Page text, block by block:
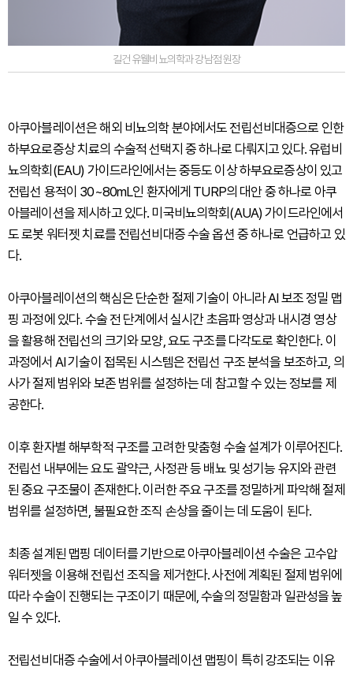
길건 유웰비뇨의학과 강남점 원장
아쿠아블레이션은 해외 비뇨의학 분야에서도 전립선비대증으로 인한
하부요로증상 치료의 수술적 선택지 중 하나로 다뤄지고 있다. 유럽비
뇨의학회(EAU) 가이드라인에서는 중등도 이상 하부요로증상이 있고
전립선 용적이 30~80mL인 환자에게 TURP의 대안 중 하나로 아쿠
아블레이션을 제시하고 있다. 미국비뇨의학회(AUA) 가이드라인에서
도 로봇 워터젯 치료를 전립선비대증 수술 옵션 중 하나로 언급하고 있
다.
아쿠아블레이션의 핵심은 단순한 절제 기술이 아니라 AI 보조 정밀 맵
핑 과정에 있다. 수술 전 단계에서 실시간 초음파 영상과 내시경 영상
을 활용해 전립선의 크기와 모양, 요도 구조를 다각도로 확인한다. 이
과정에서 AI 기술이 접목된 시스템은 전립선 구조 분석을 보조하고, 의
사가 절제 범위와 보존 범위를 설정하는 데 참고할 수 있는 정보를 제
공한다.
이후 환자별 해부학적 구조를 고려한 맞춤형 수술 설계가 이루어진다.
전립선 내부에는 요도 괄약근, 사정관 등 배뇨 및 성기능 유지와 관련
된 중요 구조물이 존재한다. 이러한 주요 구조를 정밀하게 파악해 절제
범위를 설정하면, 불필요한 조직 손상을 줄이는 데 도움이 된다.
최종 설계된 맵핑 데이터를 기반으로 아쿠아블레이션 수술은 고수압
워터젯을 이용해 전립선 조직을 제거한다. 사전에 계획된 절제 범위에
따라 수술이 진행되는 구조이기 때문에, 수술의 정밀함과 일관성을 높
일 수 있다.
전립선비대증 수술에서 아쿠아블레이션 맵핑이 특히 강조되는 이유